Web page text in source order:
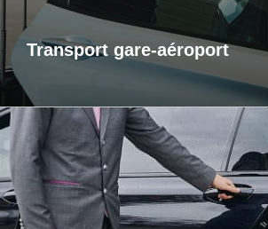
Transport gare-aéroport